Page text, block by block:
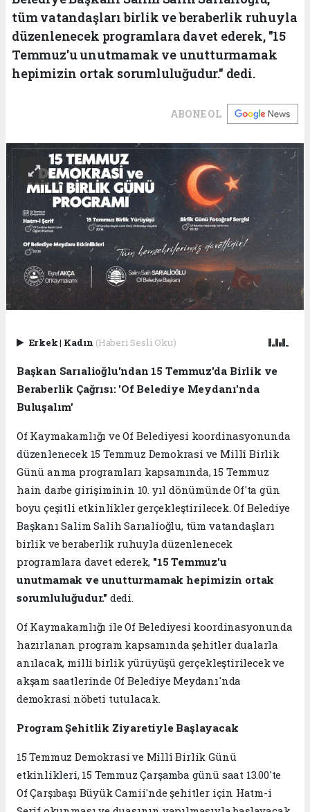
tüm vatandaşları birlik ve beraberlik ruhuyla
düzenlenecek programlara davet ederek, "15
Temmuz'u unutmamak ve unutturmamak
hepimizin ortak sorumluluğudur." dedi.
ABONE OL
Erkek| Kadın (Haberi Sesli Oku)
Başkan Sarıalioğlu'ndan 15 Temmuz'da Birlik ve
Beraberlik Çağrısı: 'Of Belediye Meydanı'nda
Buluşalım'
Of Kaymakamlığı ve Of Belediyesi koordinasyonunda
düzenlenecek 15 Temmuz Demokrasi ve Millî Birlik
Günü anma programları kapsamında, 15 Temmuz
hain darbe girişiminin 10. yıl dönümünde Of'ta gün
boyu çeşitli etkinlikler gerçekleştirilecek. Of Belediye
Başkanı Salim Salih Sarıalioğlu, tüm vatandaşları
birlik ve beraberlik ruhuyla düzenlenecek
programlara davet ederek, "15 Temmuz'u
unutmamak ve unutturmamak hepimizin ortak
sorumluluğudur." dedi.
Of Kaymakamlığı ile Of Belediyesi koordinasyonunda
hazırlanan program kapsamında şehitler dualarla
anılacak, milli birlik yürüyüşü gerçekleştirilecek ve
akşam saatlerinde Of Belediye Meydanı'nda
demokrasi nöbeti tutulacak.
Program Şehitlik Ziyaretiyle Başlayacak
15 Temmuz Demokrasi ve Millî Birlik Günü
etkinlikleri, 15 Temmuz Çarşamba günü saat 13.00'te
Of Çarşıbaşı Büyük Camii'nde şehitler için Hatm-i